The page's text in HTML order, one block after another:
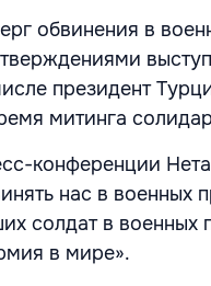
обвинения в
президент
митинга
конференции
нас в военных
солдат в
в мире».